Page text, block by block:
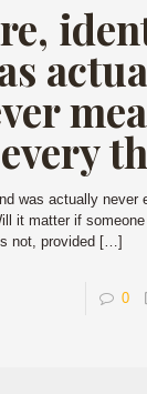
was actually never
it matter if someone
not, provided […]
0